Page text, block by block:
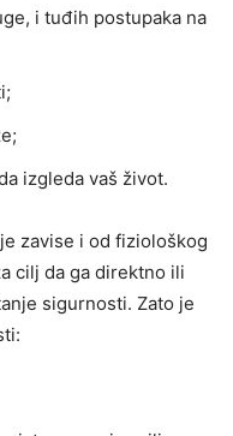
i tuđih postupaka na
izgleda vaš život.
zavise i od fiziološkog
cilj da ga direktno ili
sigurnosti. Zato je